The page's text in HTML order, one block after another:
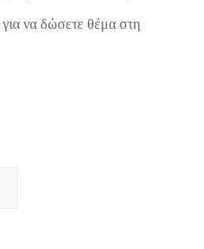
για να δώσετε θέμα στη